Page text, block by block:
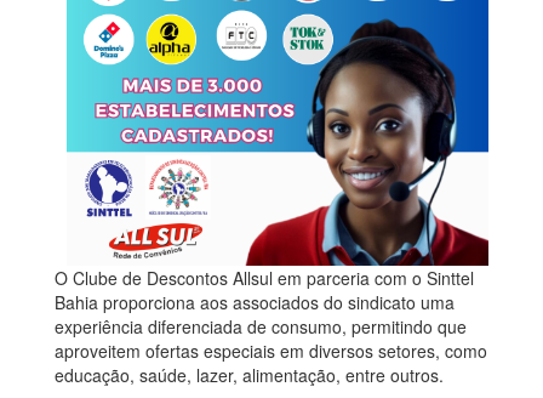
O Clube de Descontos Allsul em parceria com o Sinttel
Bahia proporciona aos associados do sindicato uma
experiência diferenciada de consumo, permitindo que
aproveitem ofertas especiais em diversos setores, como
educação, saúde, lazer, alimentação, entre outros.